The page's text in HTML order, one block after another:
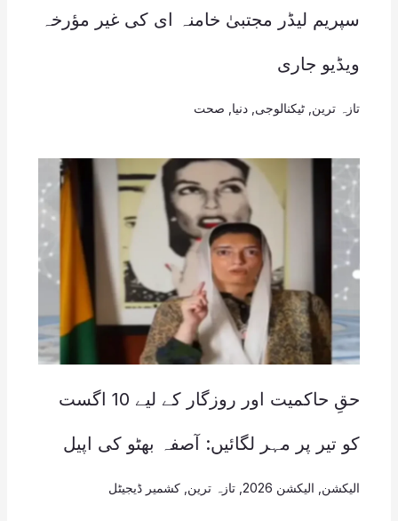
سپریم لیڈر مجتبیٰ خامنہ ای کی غیر مؤرخہ
ویڈیو جاری
تازہ ترین ٹیکنالوجی دنیا صحت
حقِ حاکمیت اور روزگار کے لیے 10 اگست
کو تیر پر مہر لگائیں: آصفہ بھٹو کی اپیل
الیکشن الیکشن 2026 , تازہ ترین کشمیر ڈیجیٹل